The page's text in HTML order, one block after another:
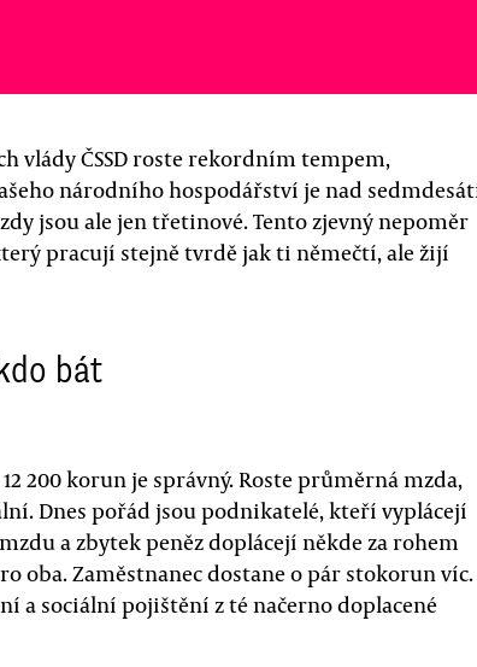
vlády ČSSD roste rekordním tempem,
národního hospodářství je nad
jsou ale jen třetinové. Tento zjevný nepoměr
pracují stejně tvrdě jak ti němečtí, ale žijí
bát
200 korun je správný. Roste průměrná mzda,
Dnes pořád jsou podnikatelé, kteří vyplácejí
a zbytek peněz doplácejí někde za rohem
oba. Zaměstnanec dostane o pár stokorun víc.
a sociální pojištění z té načerno doplacené